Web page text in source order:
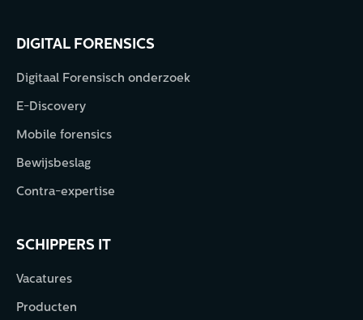
DIGITAL FORENSICS
Digitaal Forensisch onderzoek
E-Discovery
Mobile forensics
Bewijsbeslag
Contra-expertise
SCHIPPERS IT
Vacatures
Producten